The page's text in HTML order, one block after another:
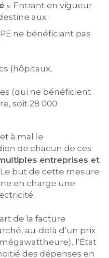
». Entrant en vigueur
aux :
ne bénéficiant pas
(hôpitaux,
(qui ne bénéficient
soit 28 000
à mal le
de chacun de ces
entreprises et
Le but de cette mesure
en charge une
de la facture
au-delà d’un prix
l’État
des dépenses en